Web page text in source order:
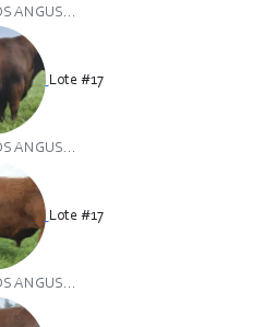
ANGUS...
Lote #17
ANGUS...
Lote #17
ANGUS...